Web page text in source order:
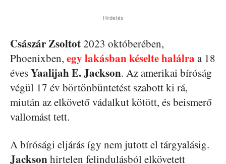
Hirdetés
Császár Zsoltot2023 októberében,
Phoenixben, egy lakásban késelte halálra a 18
évesYaalijah E. Jackson. Az amerikai bíróság
végül 17 év börtönbüntetést szabott ki rá,
miután az elkövető vádalkut kötött, és beismerő
vallomást tett.
A bírósági eljárás így nem jutott el tárgyalásig.
Jacksonhirtelen felindulásból elkövetett